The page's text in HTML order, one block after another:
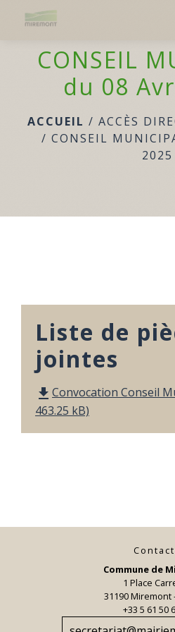
CONSEIL
du 08
ACCUEIL / ACCÈS
/ CONSEIL
2025
Liste de
jointes
file_download Convocation Conseil
463.25 kB)
Commune de
1 Place
31190 Miremont -
+33 5 61 50